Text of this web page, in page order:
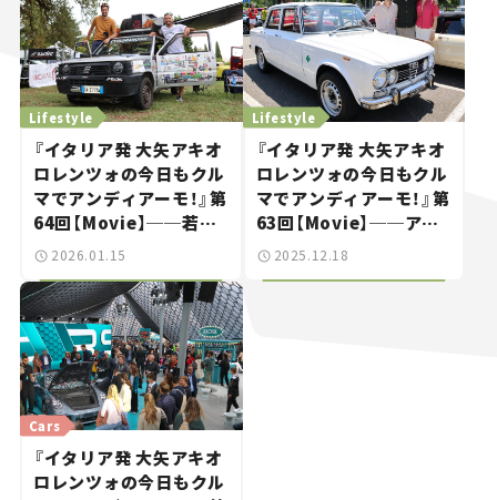
Lifestyle
『イタリア発 大矢アキオ
ロレンツォの今日もクル
マでアンディアーモ！』第
64回【Movie】──若人
よ、魔改造パンダで砂漠
2026.01.15
Lifestyle
『イタリア発 大矢アキオ
ロレンツォの今日もクル
マでアンディアーモ！』第
63回【Movie】──アル
ファ・ロメオ115周年祭
2025.12.18
Cars
『イタリア発 大矢アキオ
ロレンツォの今日もクル